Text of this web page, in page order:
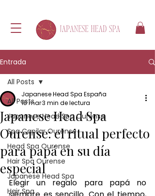
Entrada
All Posts
Japanese Head Spa Ourense
Spa Capilar Ourense
Head Spa Ourense
Hair Spa Ourense
Japanese Head Spa
Hair Spa
All Posts
Japanese Head Spa
Ourense: el ritual perfecto
para papá en su día
especial
Japanese Head Spa España
18 mar3 min de lectura
Elegir un regalo para papá no